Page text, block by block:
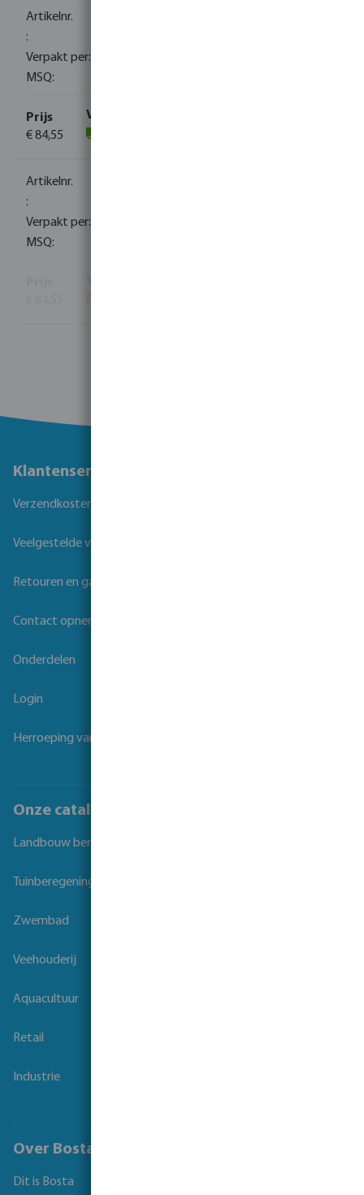
€ 84,55
Klantenservice
Verzendkosten
Veelgestelde vragen
Retouren en garantie
Contact opnemen
Onderdelen
Login
Herroeping van overeenkomst
Onze catalogi
Landbouw beregening
Tuinberegening
Zwembad
Veehouderij
Aquacultuur
Retail
Industrie
Over Bosta
Dit is Bosta